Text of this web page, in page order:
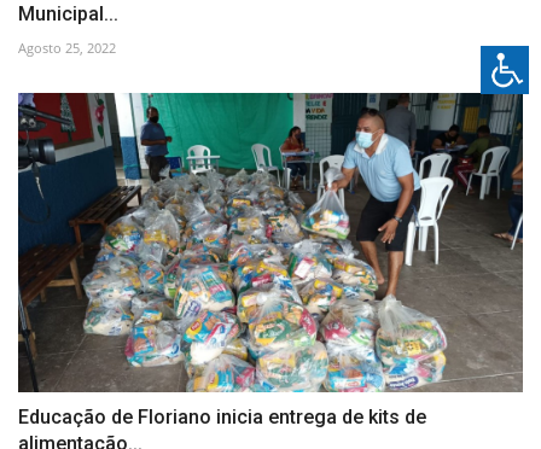
Municipal...
Agosto 25, 2022
Educação de Floriano inicia entrega de kits de
alimentação...